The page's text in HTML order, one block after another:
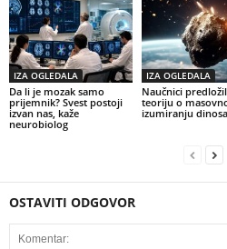
IZA OGLEDALA
Da li je mozak samo
prijemnik? Svest postoji
izvan nas, kaže
neurobiolog
IZA OGLEDALA
Naučnici
teoriju o
izumiranju
OSTAVITI ODGOVOR